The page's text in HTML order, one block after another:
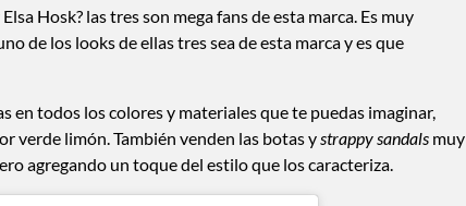
Hosk? las tres son mega fans de esta marca. Es muy
de los looks de ellas tres sea de esta marca y es que
en todos los colores y materiales que te puedas imaginar,
verde limón. También venden las botas y strappy sandals muy
agregando un toque del estilo que los caracteriza.